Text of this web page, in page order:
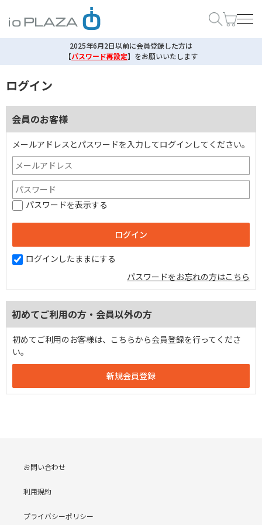
2025年6月2日以前に会員登録した方は
【パスワード再設定】 をお願いいたします
ログイン
会員のお客様
メールアドレスとパスワードを入力してログインしてください。
パスワードを表示する
ログインしたままにする
パスワードをお忘れの方はこちら
初めてご利用の方・会員以外の方
初めてご利用のお客様は、こちらから会員登録を行ってくださ
い。
お問い合わせ
利用規約
プライバシーポリシー